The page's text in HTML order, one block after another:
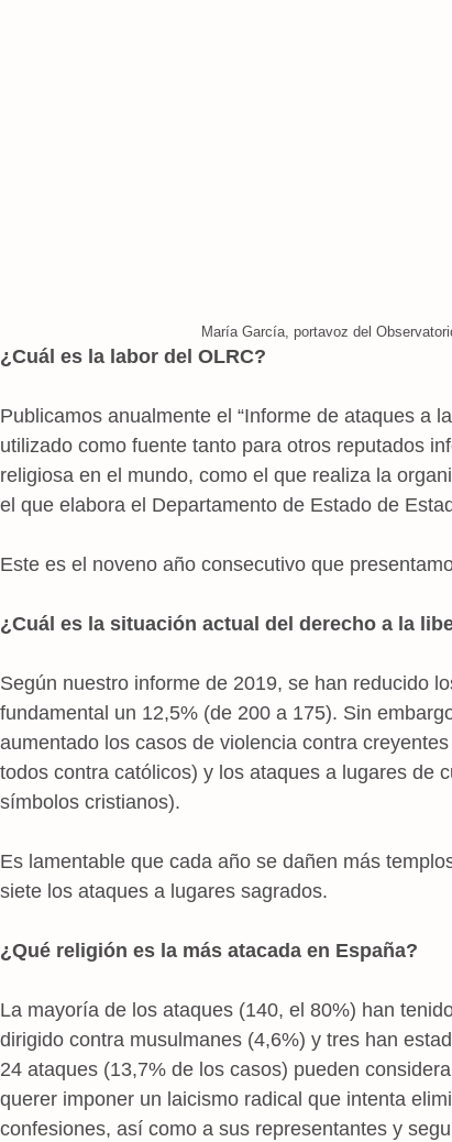
María García, portavoz del
¿Cuál es la labor del OLRC?
Publicamos anualmente el “Informe de ataques a
utilizado como fuente tanto para otros reputados
religiosa en el mundo, como el que realiza la
el que elabora el Departamento de Estado de
Este es el noveno año consecutivo que
¿Cuál es la situación actual del derecho a la
Según nuestro informe de 2019, se han reducido
fundamental un 12,5% (de 200 a 175). Sin
aumentado los casos de violencia contra
todos contra católicos) y los ataques a lugares de
símbolos cristianos).
Es lamentable que cada año se dañen más
siete los ataques a lugares sagrados.
¿Qué religión es la más atacada en España?
La mayoría de los ataques (140, el 80%) han
dirigido contra musulmanes (4,6%) y tres han
24 ataques (13,7% de los casos) pueden
querer imponer un laicismo radical que intenta
confesiones, así como a sus representantes y